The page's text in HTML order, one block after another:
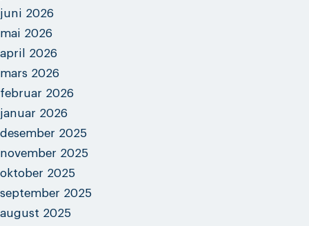
juni 2026
mai 2026
april 2026
mars 2026
februar 2026
januar 2026
desember 2025
november 2025
oktober 2025
september 2025
august 2025